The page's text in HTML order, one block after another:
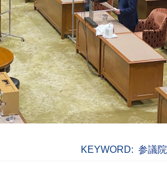
KEYWORD: 参議院